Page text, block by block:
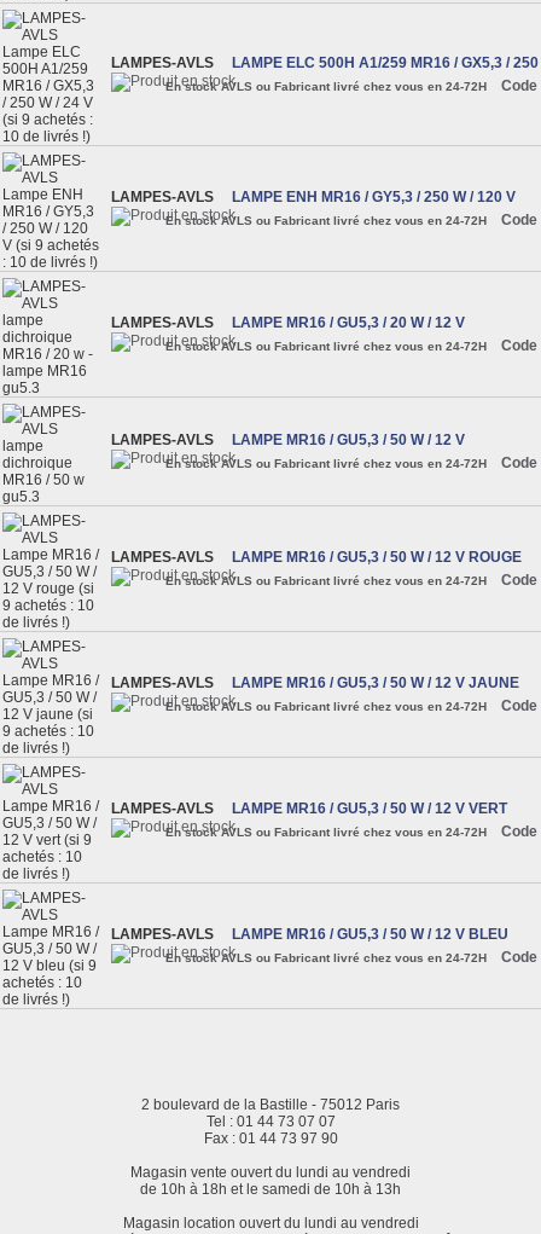
LAMPES-AVLS LAMPE ELC 500H A1/259 MR16 / GX5,3 / 250
En stock AVLS ou Fabricant livré chez vous en 24-72H Code
LAMPES-AVLS LAMPE ENH MR16 / GY5,3 / 250 W / 120 V
En stock AVLS ou Fabricant livré chez vous en 24-72H Code
LAMPES-AVLS LAMPE MR16 / GU5,3 / 20 W / 12 V
En stock AVLS ou Fabricant livré chez vous en 24-72H Code
LAMPES-AVLS LAMPE MR16 / GU5,3 / 50 W / 12 V
En stock AVLS ou Fabricant livré chez vous en 24-72H Code
LAMPES-AVLS LAMPE MR16 / GU5,3 / 50 W / 12 V ROUGE
En stock AVLS ou Fabricant livré chez vous en 24-72H Code
LAMPES-AVLS LAMPE MR16 / GU5,3 / 50 W / 12 V JAUNE
En stock AVLS ou Fabricant livré chez vous en 24-72H Code
LAMPES-AVLS LAMPE MR16 / GU5,3 / 50 W / 12 V VERT
En stock AVLS ou Fabricant livré chez vous en 24-72H Code
LAMPES-AVLS LAMPE MR16 / GU5,3 / 50 W / 12 V BLEU
En stock AVLS ou Fabricant livré chez vous en 24-72H Code
2 boulevard de la Bastille - 75012 Paris
Tel : 01 44 73 07 07
Fax : 01 44 73 97 90
Magasin vente ouvert du lundi au vendredi
de 10h à 18h et le samedi de 10h à 13h
Magasin location ouvert du lundi au vendredi